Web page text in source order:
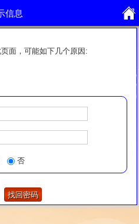
信息
面，可能如下几个原因:
否